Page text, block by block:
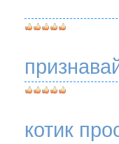
котик